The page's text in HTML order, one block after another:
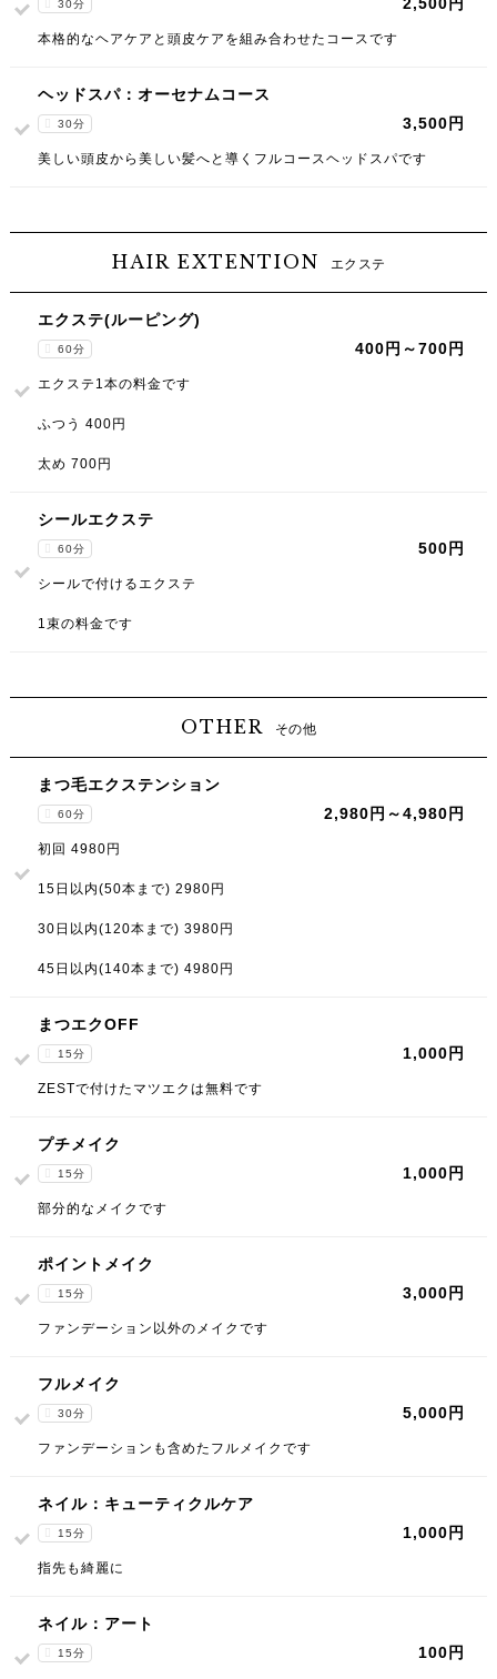
30分
本格的なヘアケアと頭皮ケアを組み合わせたコースです
ヘッドスパ：オーセナムコース
30分 3,500円
美しい頭皮から美しい髪へと導くフルコースヘッドスパです
HAIR EXTENTION エクステ
エクステ(ルーピング)
60分 400円～700円
エクステ1本の料金です
ふつう 400円
太め 700円
シールエクステ
60分 500円
シールで付けるエクステ
1束の料金です
OTHER その他
まつ毛エクステンション
60分 2,980円～4,980円
初回 4980円
15日以内(50本まで) 2980円
30日以内(120本まで) 3980円
45日以内(140本まで) 4980円
まつエクOFF
15分 1,000円
ZESTで付けたマツエクは無料です
プチメイク
15分 1,000円
部分的なメイクです
ポイントメイク
15分 3,000円
ファンデーション以外のメイクです
フルメイク
30分 5,000円
ファンデーションも含めたフルメイクです
ネイル：キューティクルケア
15分 1,000円
指先も綺麗に
ネイル：アート
15分 100円